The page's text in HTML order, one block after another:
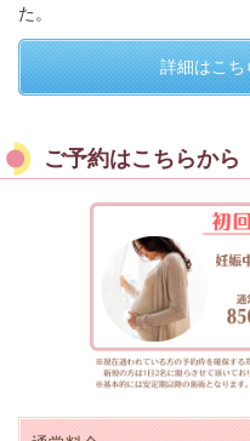
た。
詳細はこち
ご予約はこちらから